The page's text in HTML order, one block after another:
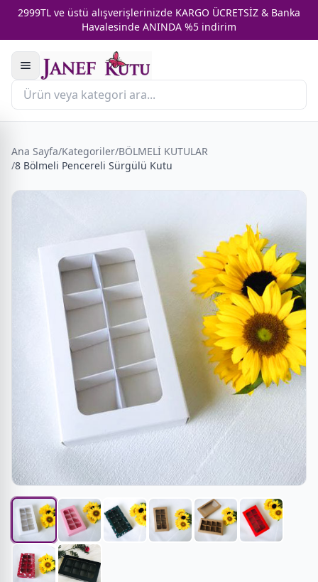
2999TL ve üstü alışverişlerinizde KARGO ÜCRETSİZ & Banka
Havalesinde ANINDA %5 indirim
Ana Sayfa/Kategoriler/BÖLMELİ KUTULAR
/8 Bölmeli Pencereli Sürgülü Kutu